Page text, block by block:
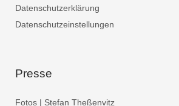
Datenschutzerklärung
Datenschutzeinstellungen
Presse
Fotos | Stefan Theßenvitz